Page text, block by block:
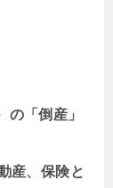
「倒産」
産、保険と